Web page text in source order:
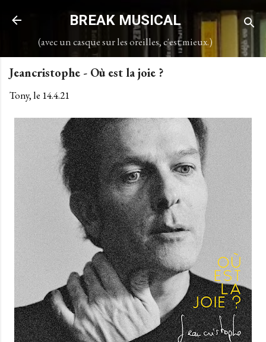
Accéder au contenu principal
BREAK MUSICAL
(avec un casque sur les oreilles, c'est mieux.)
Jeancristophe - Où est la joie ?
Tony, le 14.4.21